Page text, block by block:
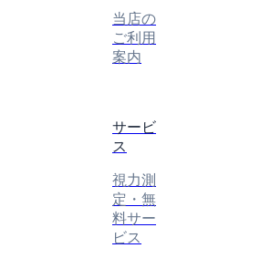
当店の
ご利用
案内
サービ
ス
視力測
定・無
料サー
ビス